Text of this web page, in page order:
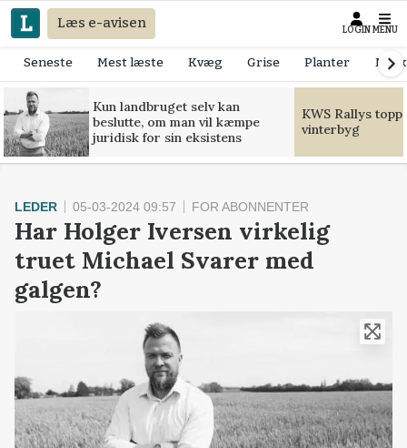
Læs e-avisen LOGIN MENU
Seneste Mest læste Kvæg Grise Planter
Kun landbruget selv kan
beslutte, om man vil kæmpe
juridisk for sin eksistens
KWS Rallys
vinterbyg
LEDER 05-03-2024 09:57 FOR ABONNENTER
Har Holger Iversen virkelig
truet Michael Svarer med
galgen?